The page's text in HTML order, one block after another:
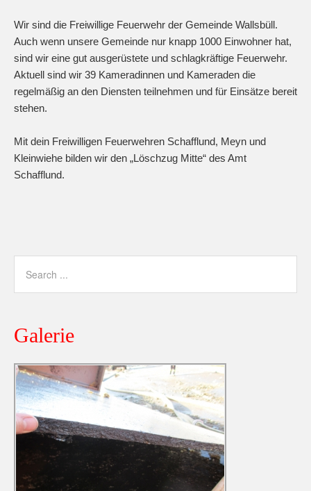
Wir sind die Freiwillige Feuerwehr der Gemeinde Wallsbüll.
Auch wenn unsere Gemeinde nur knapp 1000 Einwohner hat,
sind wir eine gut ausgerüstete und schlagkräftige Feuerwehr.
Aktuell sind wir 39 Kameradinnen und Kameraden die
regelmäßig an den Diensten teilnehmen und für Einsätze bereit
stehen.
Mit dein Freiwilligen Feuerwehren Schafflund, Meyn und
Kleinwiehe bilden wir den „Löschzug Mitte“ des Amt
Schafflund.
Galerie